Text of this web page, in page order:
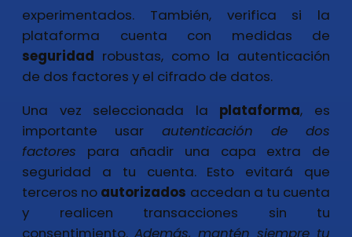
experimentados. También, verifica si la
plataforma cuenta con medidas de
seguridad robustas, como la autenticación
de dos factores y el cifrado de datos.
Una vez seleccionada la plataforma, es
importante usar autenticación de dos
factores para añadir una capa extra de
seguridad a tu cuenta. Esto evitará que
terceros no autorizados accedan a tu cuenta
y realicen transacciones sin tu
consentimiento. Además, mantén siempre tu